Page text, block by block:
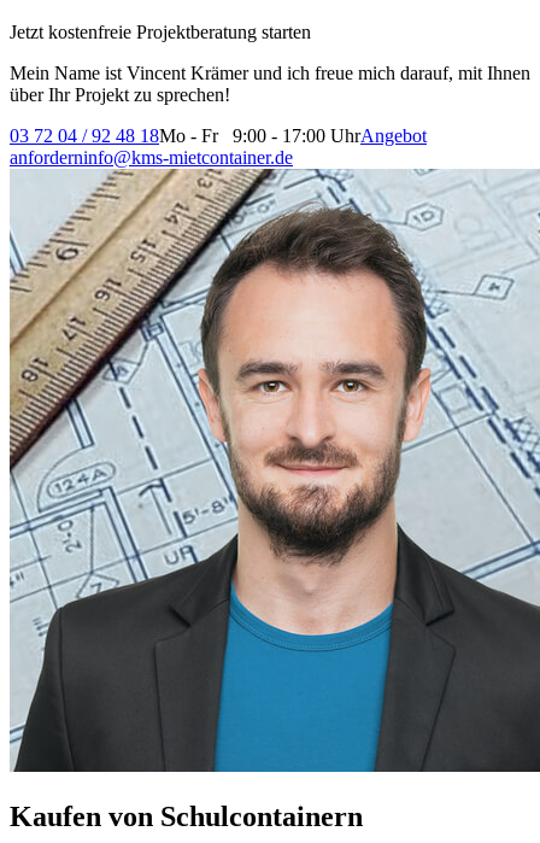
Jetzt kostenfreie Projektberatung starten
Mein Name ist Vincent Krämer und ich freue mich darauf, mit Ihnen
über Ihr Projekt zu sprechen!
03 72 04 / 92 48 18Mo - Fr 9:00 - 17:00 UhrAngebot
anforderninfo@kms-mietcontainer.de
Kaufen von Schulcontainern